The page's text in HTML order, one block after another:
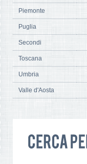
Piemonte
Puglia
Secondi
Toscana
Umbria
Valle d'Aosta